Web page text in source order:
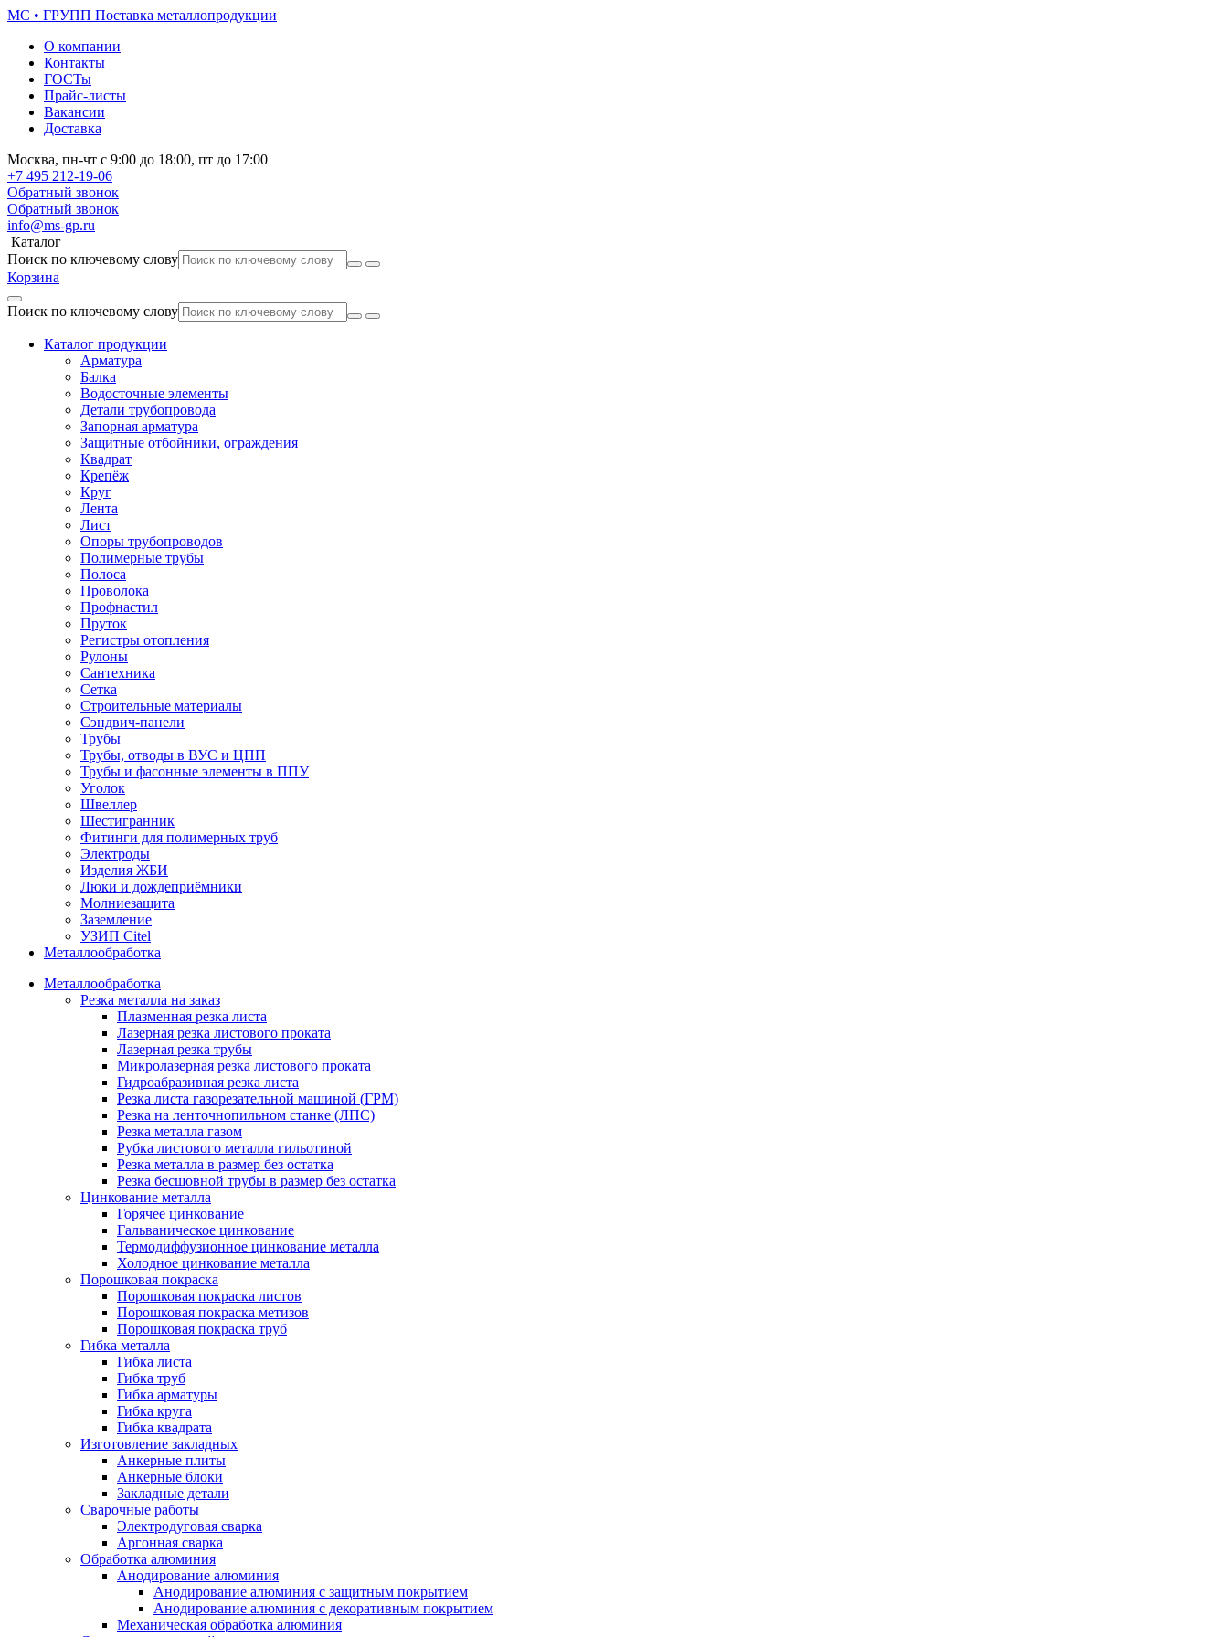
МС • ГРУПП Поставка металлопродукции
О компании
Контакты
ГОСТы
Прайс-листы
Вакансии
Доставка
Москва, пн-чт с 9:00 до 18:00, пт до 17:00
+7 495 212-19-06
Обратный звонок
Обратный звонок
info@ms-gp.ru
Каталог
Поиск по ключевому слову
Корзина
Поиск по ключевому слову
Каталог продукции
Арматура
Балка
Водосточные элементы
Детали трубопровода
Запорная арматура
Защитные отбойники, ограждения
Квадрат
Крепёж
Круг
Лента
Лист
Опоры трубопроводов
Полимерные трубы
Полоса
Проволока
Профнастил
Пруток
Регистры отопления
Рулоны
Сантехника
Сетка
Строительные материалы
Сэндвич-панели
Трубы
Трубы, отводы в ВУС и ЦПП
Трубы и фасонные элементы в ППУ
Уголок
Швеллер
Шестигранник
Фитинги для полимерных труб
Электроды
Изделия ЖБИ
Люки и дождеприёмники
Молниезащита
Заземление
УЗИП Citel
Металлообработка
Металлообработка
Резка металла на заказ
Плазменная резка листа
Лазерная резка листового проката
Лазерная резка трубы
Микролазерная резка листового проката
Гидроабразивная резка листа
Резка листа газорезательной машиной (ГРМ)
Резка на ленточнопильном станке (ЛПС)
Резка металла газом
Рубка листового металла гильотиной
Резка металла в размер без остатка
Резка бесшовной трубы в размер без остатка
Цинкование металла
Горячее цинкование
Гальваническое цинкование
Термодиффузионное цинкование металла
Холодное цинкование металла
Порошковая покраска
Порошковая покраска листов
Порошковая покраска метизов
Порошковая покраска труб
Гибка металла
Гибка листа
Гибка труб
Гибка арматуры
Гибка круга
Гибка квадрата
Изготовление закладных
Анкерные плиты
Анкерные блоки
Закладные детали
Сварочные работы
Электродуговая сварка
Аргонная сварка
Обработка алюминия
Анодирование алюминия
Анодирование алюминия с защитным покрытием
Анодирование алюминия с декоративным покрытием
Механическая обработка алюминия